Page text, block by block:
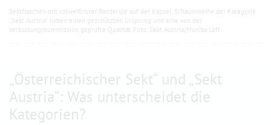
Sektflaschen mit rotweißroter Banderole auf der Kapsel: Schaumweine der Kategorie
„Sekt Austria“ haben einen geschützten Ursprung und eine von der
Verkostungskommission geprüfte Qualität. Foto: Sekt Austria/Monika Löff
„Österreichischer Sekt“ und „Sekt
Austria“: Was unterscheidet die
Kategorien?